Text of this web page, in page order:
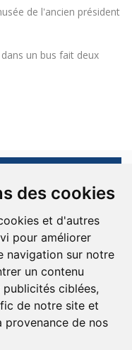
des cookies
et d'autres
pour améliorer
navigation sur notre
un contenu
ciblées,
de notre site et
provenance de nos
de l'ancien président
un bus fait deux
sont réservés.